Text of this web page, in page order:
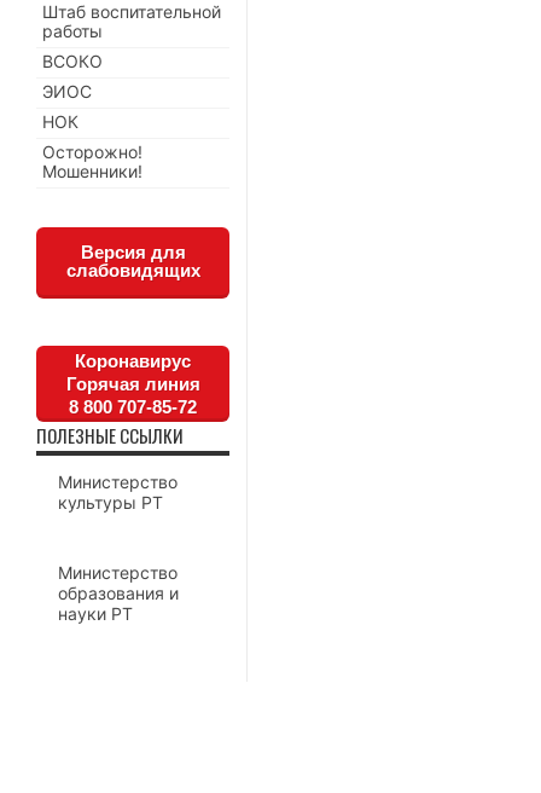
Штаб воспитательной
работы
ВСОКО
ЭИОС
НОК
Осторожно!
Мошенники!
Версия для
слабовидящих
Коронавирус
Горячая линия
8 800 707-85-72
ПОЛЕЗНЫЕ ССЫЛКИ
Министерство
культуры РТ
Министерство
образования и
науки РТ